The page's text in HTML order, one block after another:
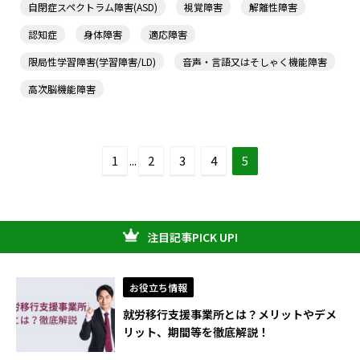
自閉症スペクトラム障害(ASD) 視覚障害
解離性障害
認知症
身体障害
適応障害
限局性学習障害(学習障害/LD)
音声・言語又はそしゃく機能障害
高次脳機能障害
1 ... 2 3 4 5
注目記事PICK UP!
お役立ち情報
就労移行支援事業所とは？メリットやデメ
リット、期間等を徹底解説！